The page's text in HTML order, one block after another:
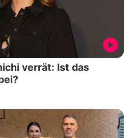
verrät: Ist das